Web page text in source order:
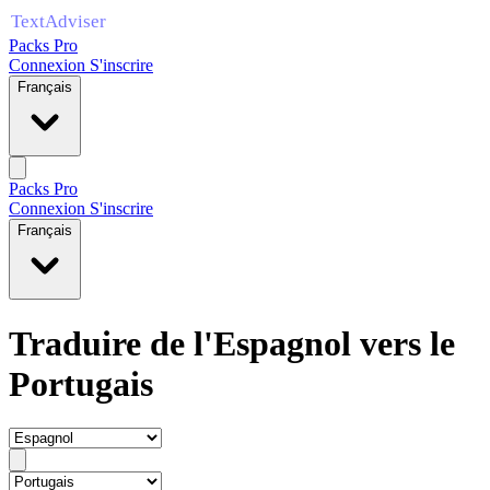
Packs Pro
Connexion S'inscrire
Français
Packs Pro
Connexion S'inscrire
Français
Traduire de l'Espagnol vers le
Portugais